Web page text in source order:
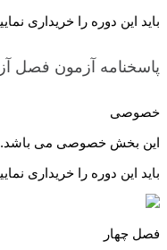
باید این دوره را خریداری
پاسخنامه آزمون فصل
خصوصی
این بخش خصوصی می باشد.
باید این دوره را خریداری
فصل چهار